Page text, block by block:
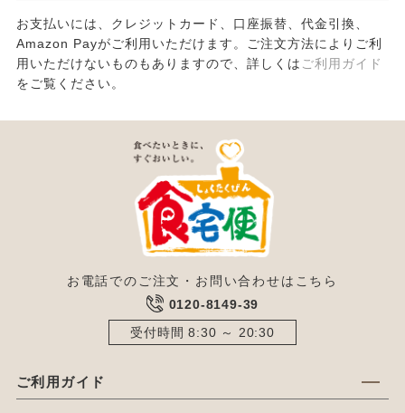
お支払いには、クレジットカード、口座振替、代金引換、
Amazon Payがご利用いただけます。ご注文方法によりご利
用いただけないものもありますので、詳しくは ご利用ガイド
をご覧ください。
お電話でのご注文・お問い合わせはこちら
0120-8149-39
受付時間 8:30 ～ 20:30
ご利用ガイド